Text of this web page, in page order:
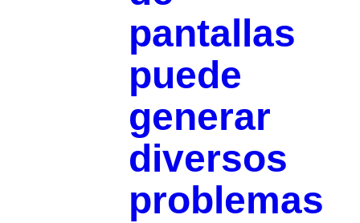
pantallas
puede
generar
diversos
problemas